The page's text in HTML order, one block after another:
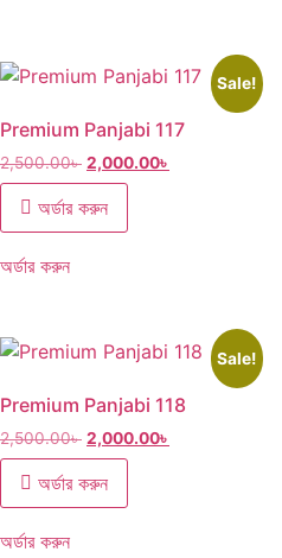
Sale!
Premium Panjabi 117
2,500.00৳ 2,000.00৳
অর্ডার করুন
অর্ডার করুন
Sale!
Premium Panjabi 118
2,500.00৳ 2,000.00৳
অর্ডার করুন
অর্ডার করুন